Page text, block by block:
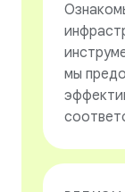
мы